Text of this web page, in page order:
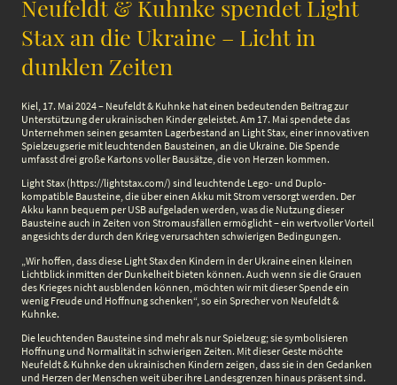
Neufeldt & Kuhnke spendet Light
Stax an die Ukraine – Licht in
dunklen Zeiten
Kiel, 17. Mai 2024 – Neufeldt & Kuhnke hat einen bedeutenden Beitrag zur
Unterstützung der ukrainischen Kinder geleistet. Am 17. Mai spendete das
Unternehmen seinen gesamten Lagerbestand an Light Stax, einer innovativen
Spielzeugserie mit leuchtenden Bausteinen, an die Ukraine. Die Spende
umfasst drei große Kartons voller Bausätze, die von Herzen kommen.
Light Stax (https://lightstax.com/) sind leuchtende Lego- und Duplo-
kompatible Bausteine, die über einen Akku mit Strom versorgt werden. Der
Akku kann bequem per USB aufgeladen werden, was die Nutzung dieser
Bausteine auch in Zeiten von Stromausfällen ermöglicht – ein wertvoller Vorteil
angesichts der durch den Krieg verursachten schwierigen Bedingungen.
„Wir hoffen, dass diese Light Stax den Kindern in der Ukraine einen kleinen
Lichtblick inmitten der Dunkelheit bieten können. Auch wenn sie die Grauen
des Krieges nicht ausblenden können, möchten wir mit dieser Spende ein
wenig Freude und Hoffnung schenken“, so ein Sprecher von Neufeldt &
Kuhnke.
Die leuchtenden Bausteine sind mehr als nur Spielzeug; sie symbolisieren
Hoffnung und Normalität in schwierigen Zeiten. Mit dieser Geste möchte
Neufeldt & Kuhnke den ukrainischen Kindern zeigen, dass sie in den Gedanken
und Herzen der Menschen weit über ihre Landesgrenzen hinaus präsent sind.